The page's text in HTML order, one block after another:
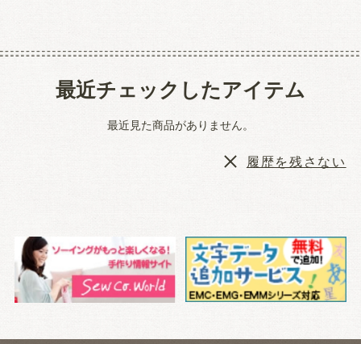
最近チェックしたアイテム
最近見た商品がありません。
履歴を残さない